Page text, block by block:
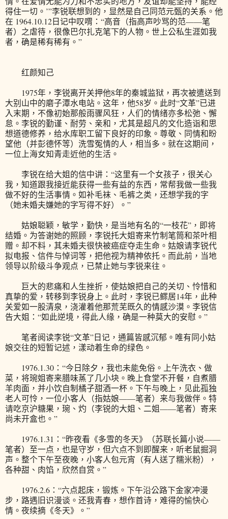
得住一切。’”李锐联想到的，显然是自己同范元甄的关系。他
在 1964.10.12日记中叹喟：“高音（指高声吵骂的范——笔
者）之虐待，很像巴尔扎克笔下的人物。世上公私生涯如我
者，确是稀有稀有。”
红颜知己
1975年，李锐离开关押他8年的秦城监狱，再次被遣送到
大别山中的磨子潭水电站。这年，他58岁。此时“文革”已进
入末期，不像初始那般雨骤风狂，人们的情绪亦多松弛、懈
怠。李锐的勤谨、耐劳、亲和，尤其是超凡的文化造诣和思
想道德修养，给水库职工留下良好的印象。尊敬、同情和盼
望他（并彭德怀等）洗雪冤情的人，相当多。就在这期间，
一位上海女知青走近他的生活。
李锐在给大姐的信中讲：“这里有一个女孩子，很关心
我，知道跟我接近能获得一些有益的东西，常帮我做一些我
做不好的生活事情。如补毛袜、毛裤之类，还想学我的字
（她未婚夫嫌她的字写得不好）。”
姑娘聪颖，敏学，勤快，是当地有名的“一枝花”，即将
结婚。为答谢她的照顾，李锐托大姐寄来竹制笔筒和茶叶相
赠。却不料，其未婚夫很快被癌症夺走生命。姑娘请李锐代
拟电报、信件与悼词等，把他视为精神依托。而此前，当地
领导以阶级斗争观点，已禁止她与李锐来往。
巨大的悲痛和人生挫折，使姑娘把自己的关切、怜惜和
真挚的爱，转移到李锐身上。此时，李锐已鳏居14年，此种
关爱如一股清泉，浇灌着他那荒芜既久的情感沙漠。李锐信
告大姐：“如此逆境，得此人缘，确是一种莫大的安慰。”
笔者阅读李锐“文革”日记，通篇皆感沉郁。唯有同小姑
娘交往的短暂记述，漾动着生命的绿色。
1976.1.30：“今日除夕，我也未能免俗。上午洗衣、做
菜，将琬姐寄来腊味蒸了几小块。晚上食堂不开餐，自煮腊
羊肉面，并小饮自制橘子甜酒一杯。下午与晚上，见此孤独
老人可怜，一位小客人（指姑娘——笔者）来与我做伴。特
请吃京沪糖果，琬、灼（李锐的大姐、二姐——笔者）寄来
尚未开盒也。”
1976.1.31：“昨夜看《多雪的冬天》（苏联长篇小说——
笔者）至一点，也是守岁，但六点不到即醒来，听老鼠掘洞
声。整个下午至夜晚，小客人包元宵（有人送了糯米粉），
各种甜、肉馅，欣然自赏。”
1976.2.6：“六点起床，锻炼。下午沿公路下金家冲漫
步，路遇旧识漫谈。还我青春，想作首诗，难得的愉快心
情。夜续摘《冬天》。”